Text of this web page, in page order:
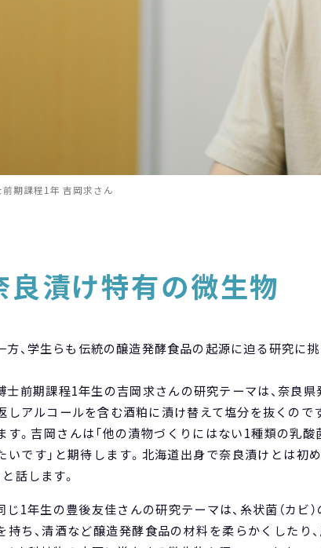
前期課程1年 吉岡求さん
良漬け特有の微生物
方、学生らも伝統の醸造発酵食品の起源に迫る研究に挑
士前期課程1年生の吉岡求さんの研究テーマは、奈良
しアルコールを含む酒粕に漬け替えて塩分を抜くの
す。吉岡さんは「他の漬物づくりにはない1種類の乳
いです」と期待します。北海道出身で奈良漬けとは初
と話します。
じ1年生の豊後友佳さんの研究テーマは、糸状菌（カ
持ち、清酒など醸造発酵食品の材料を柔らかくしたり